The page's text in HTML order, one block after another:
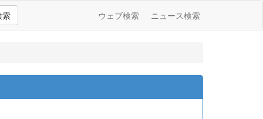
索 ウェブ検索 ニュース検索